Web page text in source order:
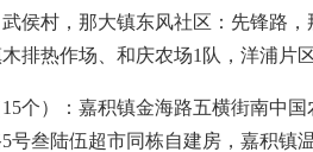
侯村，那大镇东风社区：先锋路
排热作场、和庆农场1队，洋浦片
个）：嘉积镇金海路五横街南中
号叁陆伍超市同栋自建房，嘉积